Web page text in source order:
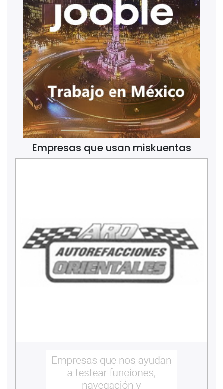
Empresas que usan miskuentas